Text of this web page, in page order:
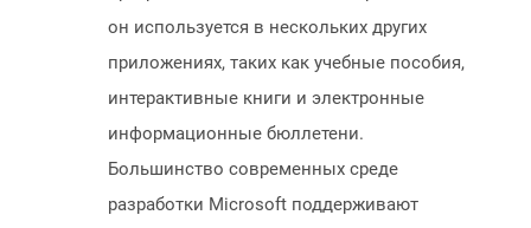
он используется в нескольких других
приложениях, таких как учебные пособия,
интерактивные книги и электронные
информационные бюллетени.
Большинство современных среде
разработки Microsoft поддерживают